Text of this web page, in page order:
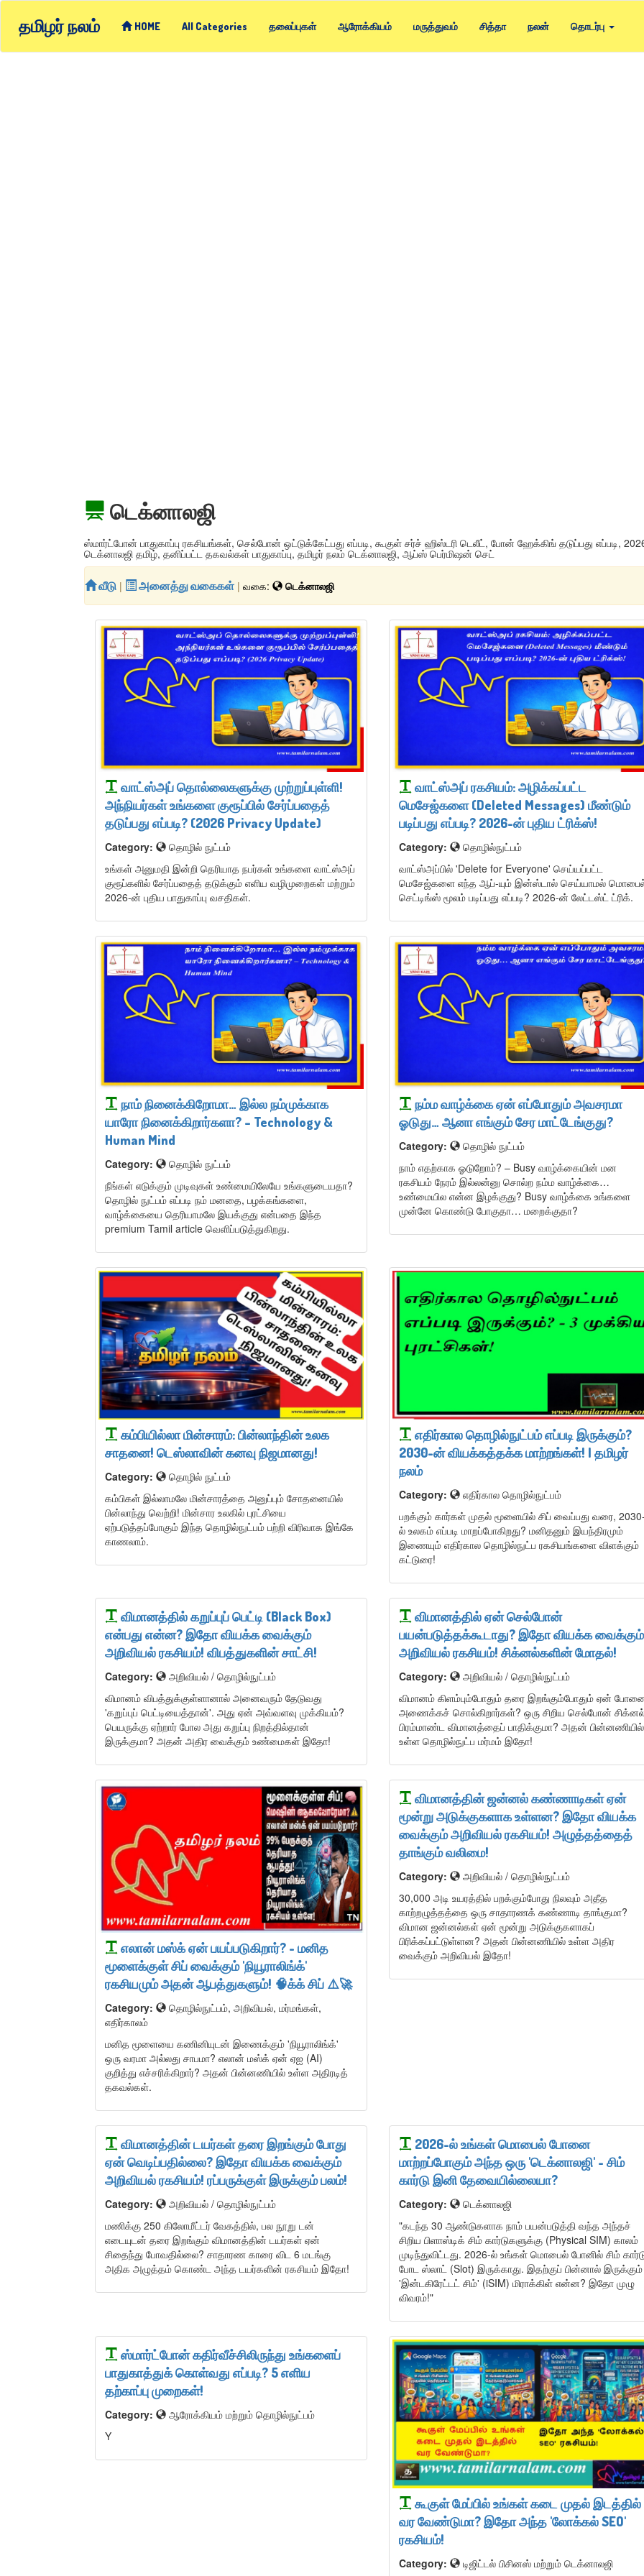
தமிழர் நலம் HOME All Categories தலைப்புகள் ஆரோக்கியம் மருத்துவம் சித்தா நலன் தொடர்பு
டெக்னாலஜி
ஸ்மார்ட்போன் பாதுகாப்பு ரகசியங்கள், செல்போன் ஒட்டுக்கேட்பது எப்படி, கூகுள் சர்ச் ஹிஸ்டரி டெலீட், போன் ஹேக்கிங் தடுப்பது எப்படி,
டெக்னாலஜி தமிழ், தனிப்பட்ட தகவல்கள் பாதுகாப்பு, தமிழர் நலம் டெக்னாலஜி, ஆப்ஸ் பெர்மிஷன் செட்
வீடு | அனைத்து வகைகள் | வகை: டெக்னாலஜி
வாட்ஸ்அப் தொல்லைகளுக்கு முற்றுப்புள்ளி!
அந்நியர்கள் உங்களை குரூப்பில் சேர்ப்பதைத்
தடுப்பது எப்படி? (2026 Privacy Update)
Category:
தொழில் நுட்பம்
உங்கள் அனுமதி இன்றி தெரியாத நபர்கள் உங்களை வாட்ஸ்அப்
குரூப்களில் சேர்ப்பதைத் தடுக்கும் எளிய வழிமுறைகள் மற்றும்
2026-ன் புதிய பாதுகாப்பு வசதிகள்.
வாட்ஸ்அப் ரகசியம்: அழிக்கப்பட்ட
மெசேஜ்களை (Deleted Messages) மீண்டும்
படிப்பது எப்படி? 2026-ன் புதிய ட்ரிக்ஸ்!
Category:
தொழில்நுட்பம்
வாட்ஸ்அப்பில் 'Delete for Everyone' செய்யப்பட்ட
மெசேஜ்களை எந்த ஆப்-யும் இன்ஸ்டால் செய்யாமல்
செட்டிங்ஸ் மூலம் படிப்பது எப்படி? 2026-ன் லேட்டஸ்ட் ட்ரிக்.
நாம் நினைக்கிறோமா… இல்ல நம்முக்காக
யாரோ நினைக்கிறார்களா? – Technology &
Human Mind
Category:
தொழில் நுட்பம்
நீங்கள் எடுக்கும் முடிவுகள் உண்மையிலேயே உங்களுடையதா?
தொழில் நுட்பம் எப்படி நம் மனதை, பழக்கங்களை,
வாழ்க்கையை தெரியாமலே இயக்குது என்பதை இந்த
premium Tamil article வெளிப்படுத்துகிறது.
நம்ம வாழ்க்கை ஏன் எப்போதும் அவசரமா
ஓடுது… ஆனா எங்கும் சேர மாட்டேங்குது?
Category:
தொழில் நுட்பம்
நாம் எதற்காக ஓடுறோம்? – Busy வாழ்க்கையின் மன
ரகசியம் நேரம் இல்லன்னு சொல்ற நம்ம வாழ்க்கை…
உண்மையில என்ன இழக்குது? Busy வாழ்க்கை உங்களை
முன்னே கொண்டு போகுதா… மறைக்குதா?
கம்பியில்லா மின்சாரம்: பின்லாந்தின் உலக
சாதனை! டெஸ்லாவின் கனவு நிஜமானது!
Category:
தொழில் நுட்பம்
கம்பிகள் இல்லாமலே மின்சாரத்தை அனுப்பும் சோதனையில்
பின்லாந்து வெற்றி! மின்சார உலகில் புரட்சியை
ஏற்படுத்தப்போகும் இந்த தொழில்நுட்பம் பற்றி விரிவாக இங்கே
காணலாம்.
எதிர்கால தொழில்நுட்பம் எப்படி இருக்கும்?
2030-ன் வியக்கத்தக்க மாற்றங்கள்! | தமிழர்
நலம்
Category:
எதிர்கால தொழில்நுட்பம்
பறக்கும் கார்கள் முதல் மூளையில் சிப் வைப்பது வரை,
ல் உலகம் எப்படி மாறப்போகிறது? மனிதனும் இயந்திரமும்
இணையும் எதிர்கால தொழில்நுட்ப ரகசியங்களை விளக்கும்
கட்டுரை!
விமானத்தில் கறுப்புப் பெட்டி (Black Box)
என்பது என்ன? இதோ வியக்க வைக்கும்
அறிவியல் ரகசியம்! விபத்துகளின் சாட்சி!
Category:
அறிவியல் / தொழில்நுட்பம்
விமானம் விபத்துக்குள்ளானால் அனைவரும் தேடுவது
'கறுப்புப் பெட்டியைத்தான்'. அது ஏன் அவ்வளவு முக்கியம்?
பெயருக்கு ஏற்றார் போல அது கறுப்பு நிறத்தில்தான்
இருக்குமா? அதன் அதிர வைக்கும் உண்மைகள் இதோ!
விமானத்தில் ஏன் செல்போன்
பயன்படுத்தக்கூடாது? இதோ வியக்க வைக்கும்
அறிவியல் ரகசியம்! சிக்னல்களின் மோதல்!
Category:
அறிவியல் / தொழில்நுட்பம்
விமானம் கிளம்பும்போதும் தரை இறங்கும்போதும் ஏன்
அணைக்கச் சொல்கிறார்கள்? ஒரு சிறிய செல்போன்
பிரம்மாண்ட விமானத்தைப் பாதிக்குமா? அதன் பின்னணியில்
உள்ள தொழில்நுட்ப மர்மம் இதோ!
எலான் மஸ்க் ஏன் பயப்படுகிறார்? - மனித
மூளைக்குள் சிப் வைக்கும் 'நியூராலிங்க்'
ரகசியமும் அதன் ஆபத்துகளும்! 🧠க்க் சிப் ⚠️🚀
Category:
தொழில்நுட்பம், அறிவியல், மர்மங்கள்,
எதிர்காலம்
மனித மூளையை கணினியுடன் இணைக்கும் 'நியூராலிங்க்'
ஒரு வரமா அல்லது சாபமா? எலான் மஸ்க் ஏன் ஏஐ (AI)
குறித்து எச்சரிக்கிறார்? அதன் பின்னணியில் உள்ள அதிரடித்
தகவல்கள்.
விமானத்தின் ஜன்னல் கண்ணாடிகள் ஏன்
மூன்று அடுக்குகளாக உள்ளன? இதோ வியக்க
வைக்கும் அறிவியல் ரகசியம்! அழுத்தத்தைத்
தாங்கும் வலிமை!
Category:
அறிவியல் / தொழில்நுட்பம்
30,000 அடி உயரத்தில் பறக்கும்போது நிலவும் அதீத
காற்றழுத்தத்தை ஒரு சாதாரணக் கண்ணாடி தாங்குமா?
விமான ஜன்னல்கள் ஏன் மூன்று அடுக்குகளாகப்
பிரிக்கப்பட்டுள்ளன? அதன் பின்னணியில் உள்ள அதிர
வைக்கும் அறிவியல் இதோ!
விமானத்தின் டயர்கள் தரை இறங்கும் போது
ஏன் வெடிப்பதில்லை? இதோ வியக்க வைக்கும்
அறிவியல் ரகசியம்! ரப்பருக்குள் இருக்கும் பலம்!
Category:
அறிவியல் / தொழில்நுட்பம்
மணிக்கு 250 கிலோமீட்டர் வேகத்தில், பல நூறு டன்
எடையுடன் தரை இறங்கும் விமானத்தின் டயர்கள் ஏன்
சிதைந்து போவதில்லை? சாதாரண காரை விட 6 மடங்கு
அதிக அழுத்தம் கொண்ட அந்த டயர்களின் ரகசியம் இதோ!
​2026-ல் உங்கள் மொபைல் போனை
மாற்றப்போகும் அந்த ஒரு 'டெக்னாலஜி' - சிம்
கார்டு இனி தேவையில்லையா?
Category:
டெக்னாலஜி
​"கடந்த 30 ஆண்டுகளாக நாம் பயன்படுத்தி வந்த அந்தச்
சிறிய பிளாஸ்டிக் சிம் கார்டுகளுக்கு (Physical SIM) காலம்
முடிந்துவிட்டது. 2026-ல் உங்கள் மொபைல் போனில் சிம்
போட ஸ்லாட் (Slot) இருக்காது. இதற்குப் பின்னால் இருக்கும்
'இன்டகிரேட்டட் சிம்' (iSIM) மிராக்கிள் என்ன? இதோ முழு
விவரம்!"
ஸ்மார்ட்போன் கதிர்வீச்சிலிருந்து உங்களைப்
பாதுகாத்துக் கொள்வது எப்படி? 5 எளிய
தற்காப்பு முறைகள்!
Category:
ஆரோக்கியம் மற்றும் தொழில்நுட்பம்
Y
கூகுள் மேப்பில் உங்கள் கடை முதல் இடத்தில்
வர வேண்டுமா? இதோ அந்த 'லோக்கல் SEO'
ரகசியம்!
Category: டிஜிட்டல் பிசினஸ் மற்றும் டெக்னாலஜி